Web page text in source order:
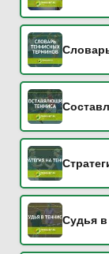
Судья в